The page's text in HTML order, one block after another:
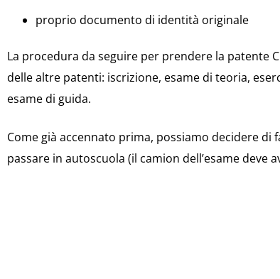
proprio documento di identità originale
La procedura da seguire per prendere la patente
delle altre patenti: iscrizione, esame di teoria,
esame di guida.
Come già accennato prima, possiamo decidere
passare in autoscuola (il camion dell’esame deve